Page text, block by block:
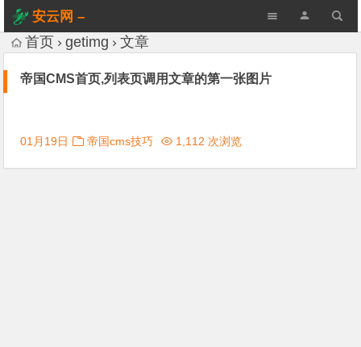
安云网 –
AnYun.ORG
首页 getimg 文章
帝国CMS首页,列表页调用文章的第一张图片
01月19日 帝国cms技巧 1,112 次浏览